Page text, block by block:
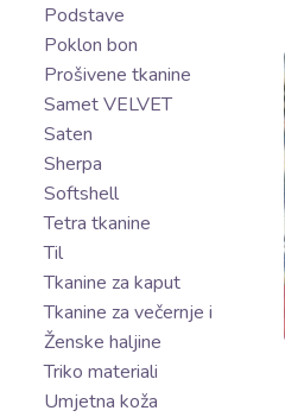
Podstave
Poklon bon
Prošivene tkanine
Samet VELVET
Saten
Sherpa
Softshell
Tetra tkanine
Til
Tkanine za kaput
Tkanine za večernje i
Ženske haljine
Triko materiali
Umjetna koža